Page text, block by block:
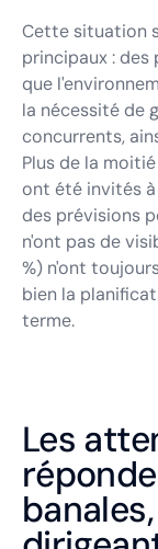
Cette situation
principaux :
que
la nécessité de
concurrents,
Plus de la
ont été invités
des prévisions
n'ont pas de
%) n'ont
bien la
terme.
Les